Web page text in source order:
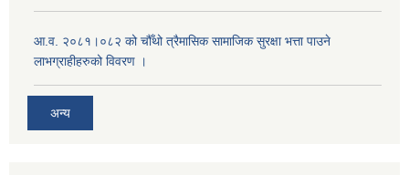
आ.व. २०८१।०८२ को चौँथो त्रैमासिक सामाजिक सुरक्षा भत्ता पाउने
लाभग्राहीहरुको विवरण ।
अन्य